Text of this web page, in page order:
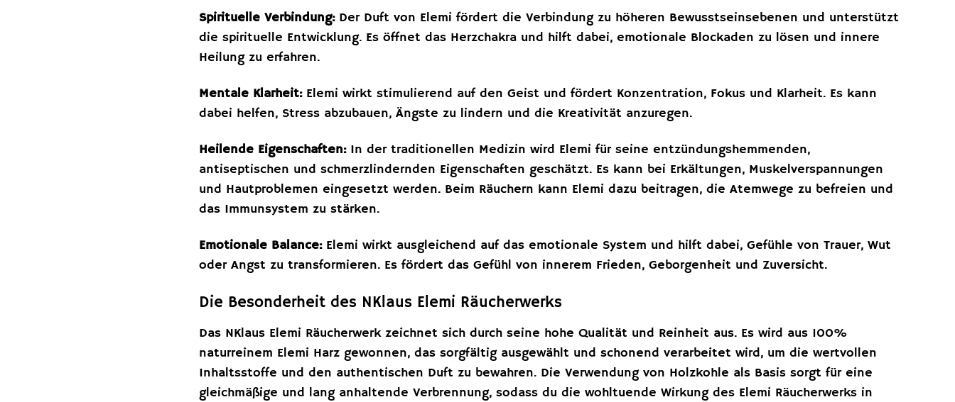
Spirituelle Verbindung:Der Duft von Elemi fördert die Verbindung zu höheren Bewusstseinsebenen und unterstützt
die spirituelle Entwicklung. Es öffnet das Herzchakra und hilft dabei, emotionale Blockaden zu lösen und innere
Heilung zu erfahren.
Mentale Klarheit:Elemi wirkt stimulierend auf den Geist und fördert Konzentration, Fokus und Klarheit. Es kann
dabei helfen, Stress abzubauen, Ängste zu lindern und die Kreativität anzuregen.
Heilende Eigenschaften:In der traditionellen Medizin wird Elemi für seine entzündungshemmenden,
antiseptischen und schmerzlindernden Eigenschaften geschätzt. Es kann bei Erkältungen, Muskelverspannungen
und Hautproblemen eingesetzt werden. Beim Räuchern kann Elemi dazu beitragen, die Atemwege zu befreien und
das Immunsystem zu stärken.
Emotionale Balance:Elemi wirkt ausgleichend auf das emotionale System und hilft dabei, Gefühle von Trauer, Wut
oder Angst zu transformieren. Es fördert das Gefühl von innerem Frieden, Geborgenheit und Zuversicht.
Die Besonderheit des NKlaus Elemi Räucherwerks
Das NKlaus Elemi Räucherwerk zeichnet sich durch seine hohe Qualität und Reinheit aus. Es wird aus 100%
naturreinem Elemi Harz gewonnen, das sorgfältig ausgewählt und schonend verarbeitet wird, um die wertvollen
Inhaltsstoffe und den authentischen Duft zu bewahren. Die Verwendung von Holzkohle als Basis sorgt für eine
gleichmäßige und lang anhaltende Verbrennung, sodass du die wohltuende Wirkung des Elemi Räucherwerks in